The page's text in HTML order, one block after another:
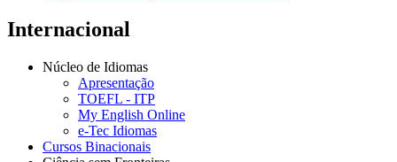
Internacional
Núcleo de Idiomas
Apresentação
TOEFL - ITP
My English Online
e-Tec Idiomas
Cursos Binacionais